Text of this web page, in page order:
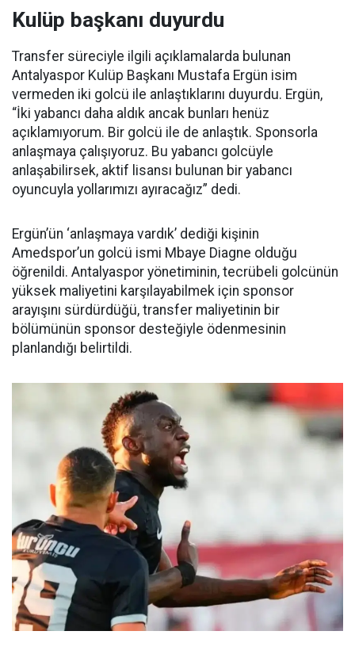
Kulüp başkanı duyurdu
Transfer süreciyle ilgili açıklamalarda bulunan
Antalyaspor Kulüp Başkanı Mustafa Ergün isim
vermeden iki golcü ile anlaştıklarını duyurdu. Ergün,
“İki yabancı daha aldık ancak bunları henüz
açıklamıyorum. Bir golcü ile de anlaştık. Sponsorla
anlaşmaya çalışıyoruz. Bu yabancı golcüyle
anlaşabilirsek, aktif lisansı bulunan bir yabancı
oyuncuyla yollarımızı ayıracağız” dedi.
Ergün’ün ‘anlaşmaya vardık’ dediği kişinin
Amedspor’un golcü ismi Mbaye Diagne olduğu
öğrenildi. Antalyaspor yönetiminin, tecrübeli golcünün
yüksek maliyetini karşılayabilmek için sponsor
arayışını sürdürdüğü, transfer maliyetinin bir
bölümünün sponsor desteğiyle ödenmesinin
planlandığı belirtildi.